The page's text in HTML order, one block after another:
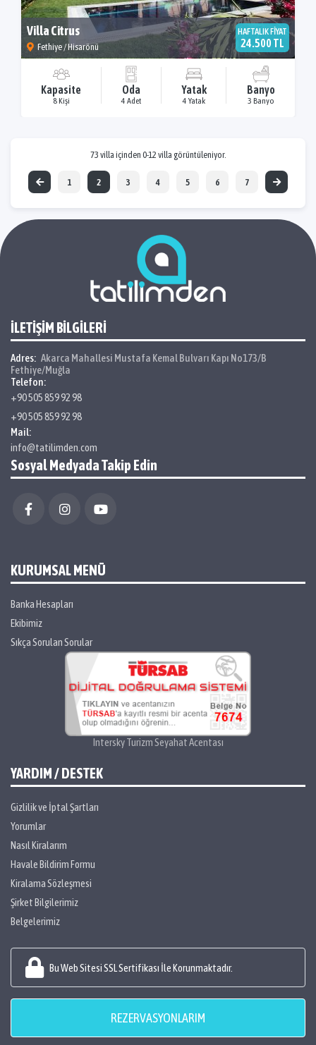
Villa Citrus
Fethiye / Hisarönü
HAFTALIK FİYAT
24.500 TL
Kapasite
8 Kişi
Oda
4 Adet
Yatak
4 Yatak
Banyo
3 Banyo
73 villa içinden 0-12 villa görüntüleniyor.
1 2 3 4 5 6 7
İLETİŞİM BİLGİLERİ
Adres: Akarca Mahallesi Mustafa Kemal Bulvarı Kapı No173/B
Fethiye/Muğla
Telefon:
+90 505 859 92 98
+90 505 859 92 98
Mail:
info@tatilimden.com
Sosyal Medyada Takip Edin
KURUMSAL MENÜ
Banka Hesapları
Ekibimiz
Sıkça Sorulan Sorular
Intersky Turizm Seyahat Acentası
YARDIM / DESTEK
Gizlilik ve İptal Şartları
Yorumlar
Nasıl Kiralarım
Havale Bildirim Formu
Kiralama Sözleşmesi
Şirket Bilgilerimiz
Belgelerimiz
Bu Web Sitesi SSL Sertifikası İle Korunmaktadır.
REZERVASYONLARIM